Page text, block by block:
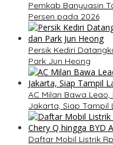
Pemkab Banyuasin
Persen pada 2026
Persik Kediri
Park Jun Heong
AC Milan Bawa
Jakarta, Siap Tampil
Daftar Mobil Listrik